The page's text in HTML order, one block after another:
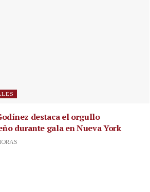
destaca el orgullo
durante gala en Nueva York